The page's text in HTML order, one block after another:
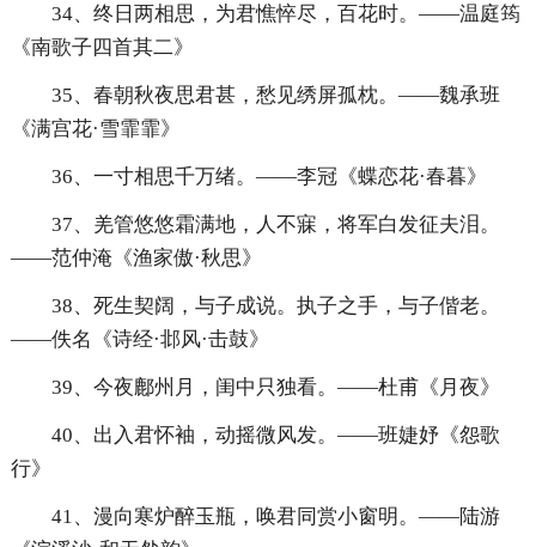
34、终日两相思，为君憔悴尽，百花时。——温庭筠
《南歌子四首其二》
35、春朝秋夜思君甚，愁见绣屏孤枕。——魏承班
《满宫花·雪霏霏》
36、一寸相思千万绪。——李冠《蝶恋花·春暮》
37、羌管悠悠霜满地，人不寐，将军白发征夫泪。
——范仲淹《渔家傲·秋思》
38、死生契阔，与子成说。执子之手，与子偕老。
——佚名《诗经·邶风·击鼓》
39、今夜鄜州月，闺中只独看。——杜甫《月夜》
40、出入君怀袖，动摇微风发。——班婕妤《怨歌
行》
41、漫向寒炉醉玉瓶，唤君同赏小窗明。——陆游